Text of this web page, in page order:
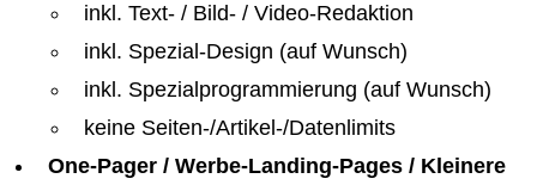
inkl. Text- / Bild- / Video-Redaktion
inkl. Spezial-Design (auf Wunsch)
inkl. Spezialprogrammierung (auf Wunsch)
keine Seiten-/Artikel-/Datenlimits
One-Pager / Werbe-Landing-Pages / Kleinere